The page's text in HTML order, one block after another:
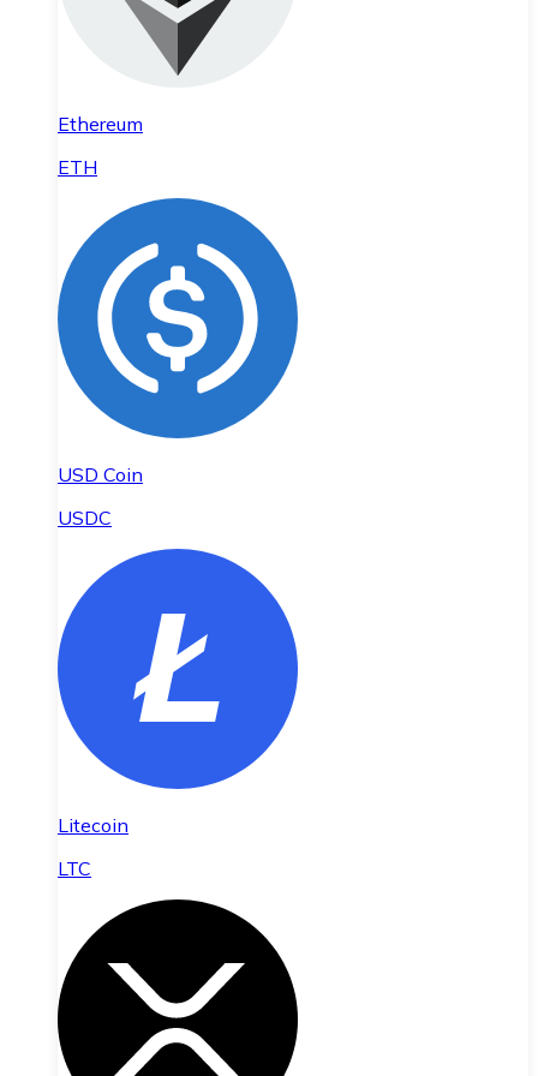
Ethereum
ETH
USD Coin
USDC
Litecoin
LTC